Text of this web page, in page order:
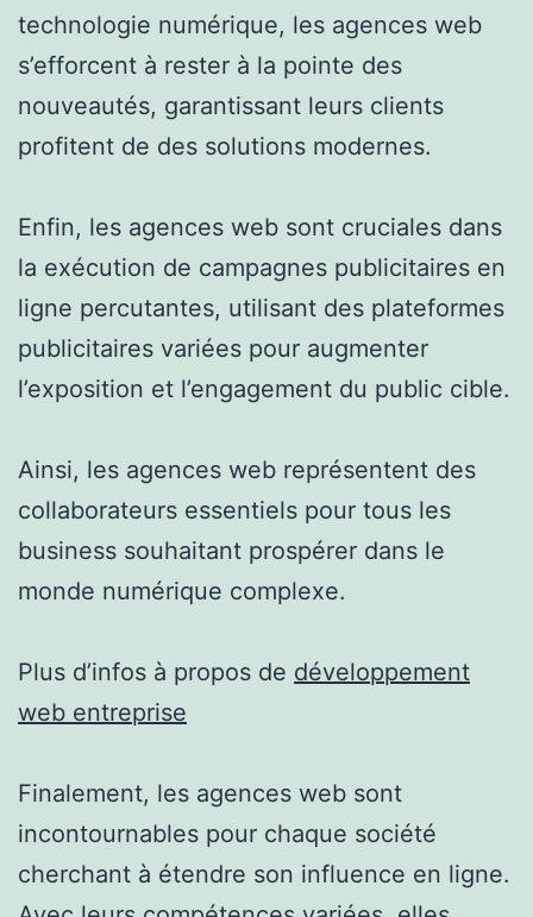
technologie numérique, les agences web
s’efforcent à rester à la pointe des
nouveautés, garantissant leurs clients
profitent de des solutions modernes.
Enfin, les agences web sont cruciales dans
la exécution de campagnes publicitaires en
ligne percutantes, utilisant des plateformes
publicitaires variées pour augmenter
l’exposition et l’engagement du public cible.
Ainsi, les agences web représentent des
collaborateurs essentiels pour tous les
business souhaitant prospérer dans le
monde numérique complexe.
Plus d’infos à propos de développement
web entreprise
Finalement, les agences web sont
incontournables pour chaque société
cherchant à étendre son influence en ligne.